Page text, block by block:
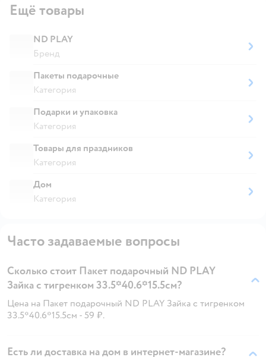
Ещё товары
ND PLAY
Бренд
Пакеты подарочные
Категория
Подарки и упаковка
Категория
Товары для праздников
Категория
Дом
Категория
Часто задаваемые вопросы
Сколько стоит Пакет подарочный ND PLAY
Зайка с тигренком 33.5*40.6*15.5см?
Цена на Пакет подарочный ND PLAY Зайка с тигренком
33.5*40.6*15.5см - 59 ₽.
Есть ли доставка на дом в интернет-магазине?